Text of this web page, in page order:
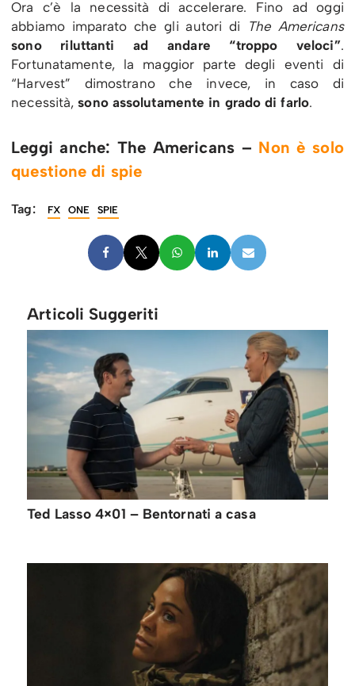
Ora c’è la necessità di accelerare. Fino ad oggi
abbiamo imparato che gli autori di
The Americans
sono riluttanti ad andare “troppo veloci”.
Fortunatamente, la maggior parte degli eventi di
“Harvest” dimostrano che invece, in caso di
necessità,sono assolutamente in grado di farlo.
Leggi anche: The Americans – Non è solo
questione di spie
Tag: FX ONE SPIE
Articoli Suggeriti
Ted Lasso 4×01 – Bentornati a casa